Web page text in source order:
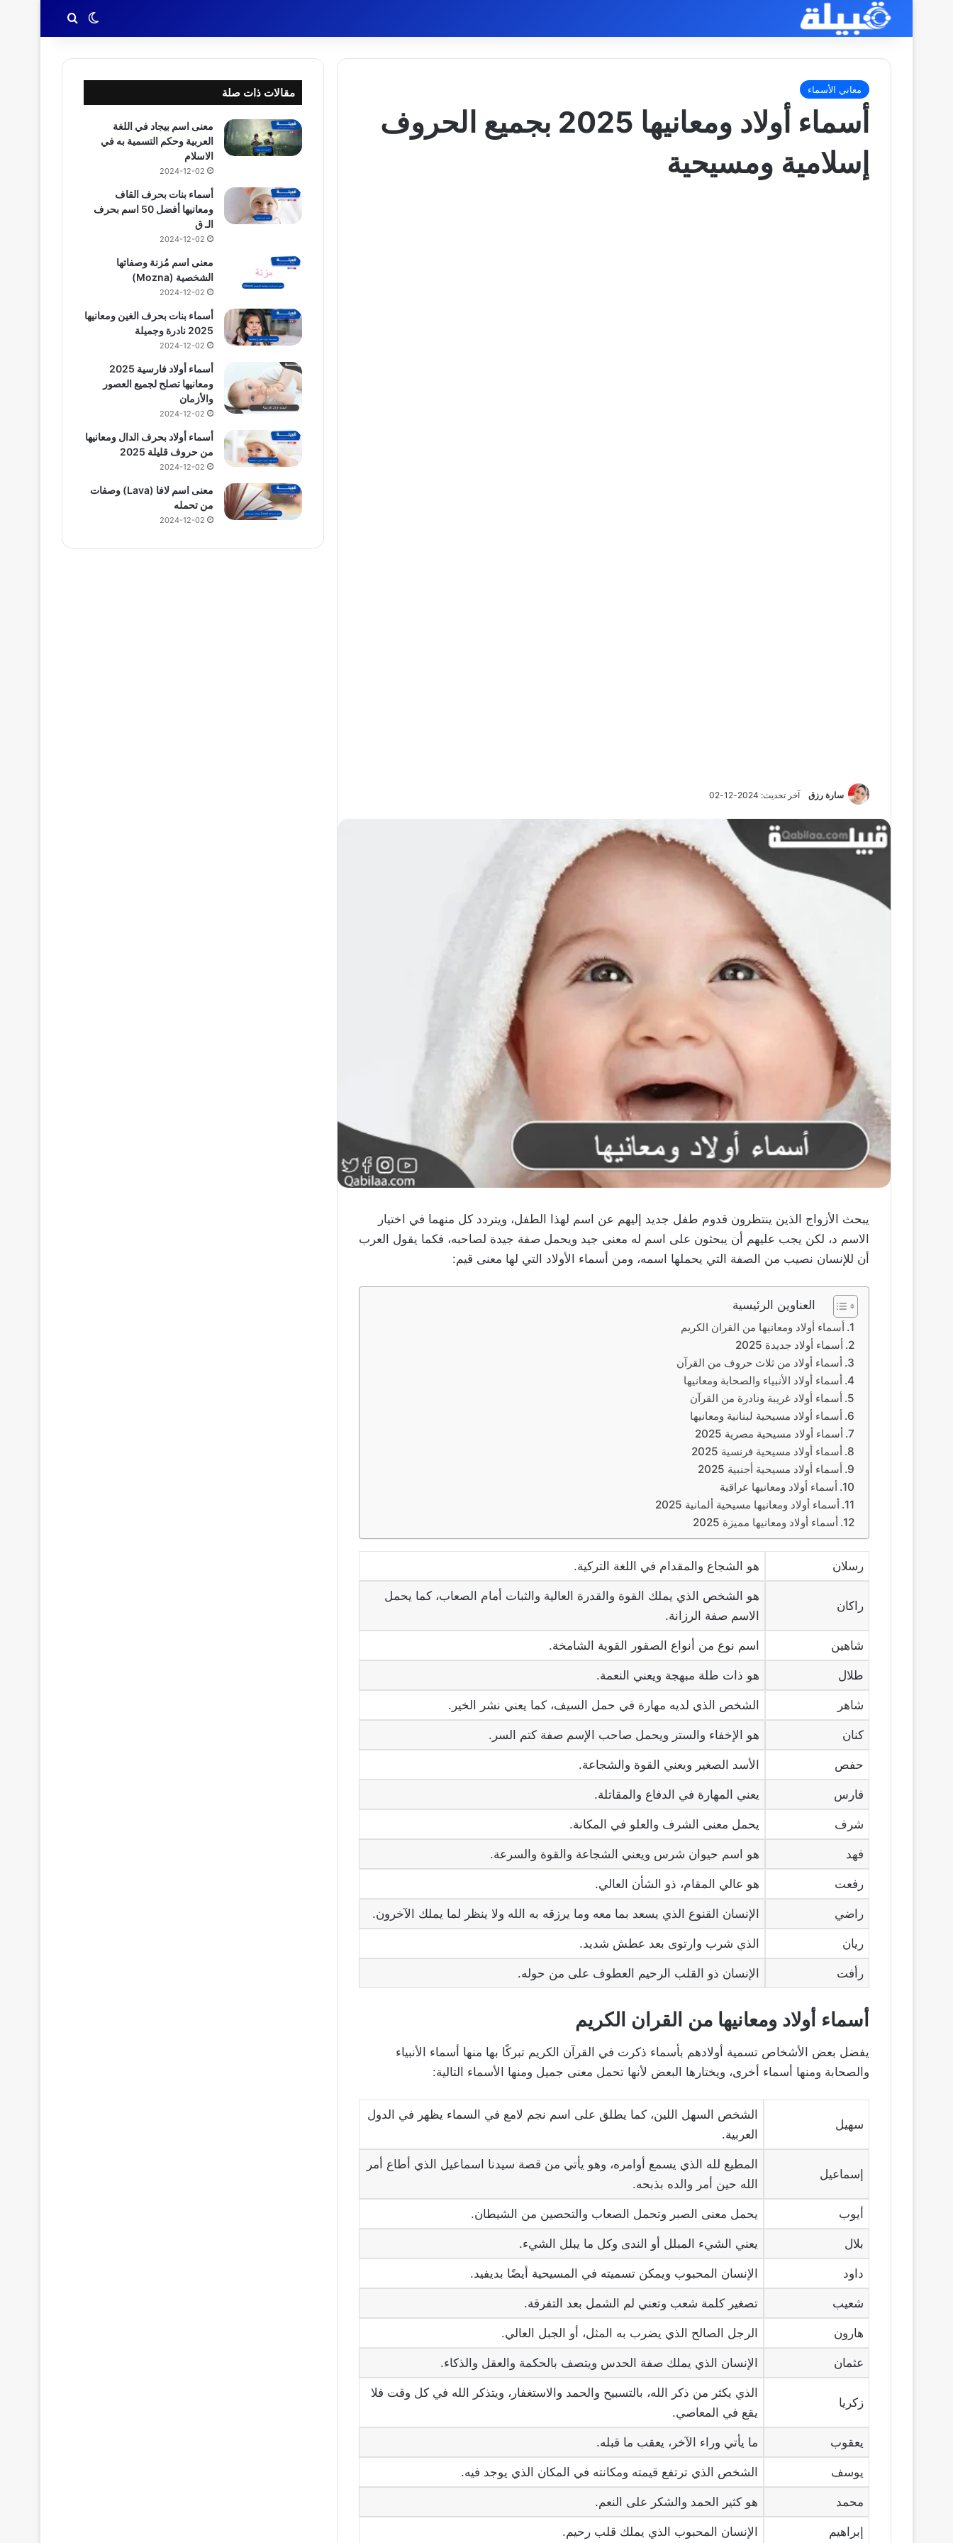
الوضع المظلم
بحث عن
معاني الأسماء
أسماء أولاد ومعانيها 2025 بجميع الحروف
إسلامية ومسيحية
سارة رزق آخر تحديث: 2024-12-02
يبحث الأزواج الذين ينتظرون قدوم طفل جديد إليهم عن اسم لهذا الطفل، ويتردد كل منهما في اختيار
الاسم د، لكن يجب عليهم أن يبحثون على اسم له معنى جيد ويحمل صفة جيدة لصاحبه، فكما يقول العرب
أن للإنسان نصيب من الصفة التي يحملها اسمه، ومن أسماء الأولاد التي لها معنى قيم:
العناوين الرئيسية
أسماء أولاد ومعانيها من القران الكريم
أسماء أولاد جديدة 2025
أسماء أولاد من ثلاث حروف من القرآن
أسماء أولاد الأنبياء والصحابة ومعانيها
أسماء أولاد غريبة ونادرة من القرآن
أسماء أولاد مسيحية لبنانية ومعانيها
أسماء أولاد مسيحية مصرية 2025
أسماء أولاد مسيحية فرنسية 2025
أسماء أولاد مسيحية أجنبية 2025
أسماء أولاد ومعانيها عراقية
أسماء أولاد ومعانيها مسيحية ألمانية 2025
أسماء أولاد ومعانيها مميزة 2025
رسلان هو الشجاع والمقدام في اللغة التركية.
راكان
هو الشخص الذي يملك القوة والقدرة العالية والثبات أمام الصعاب، كما يحمل
الاسم صفة الرزانة.
شاهين اسم نوع من أنواع الصقور القوية الشامخة.
طلال هو ذات طلة مبهجة ويعني النعمة.
شاهر الشخص الذي لديه مهارة في حمل السيف، كما يعني نشر الخير.
كنان هو الإخفاء والستر ويحمل صاحب الإسم صفة كتم السر.
حفص الأسد الصغير ويعني القوة والشجاعة.
فارس يعني المهارة في الدفاع والمقاتلة.
شرف يحمل معنى الشرف والعلو في المكانة.
فهد هو اسم حيوان شرس ويعني الشجاعة والقوة والسرعة.
رفعت هو عالي المقام، ذو الشأن العالي.
راضي الإنسان القنوع الذي يسعد بما معه وما يرزقه به الله ولا ينظر لما يملك الآخرون.
ريان الذي شرب وارتوى بعد عطش شديد.
رأفت الإنسان ذو القلب الرحيم العطوف على من حوله.
أسماء أولاد ومعانيها من القران الكريم
يفضل بعض الأشخاص تسمية أولادهم بأسماء ذكرت في القرآن الكريم تبركًا بها منها أسماء الأنبياء
والصحابة ومنها أسماء أخرى، ويختارها البعض لأنها تحمل معنى جميل ومنها الأسماء التالية:
سهيل
الشخص السهل اللين، كما يطلق على اسم نجم لامع في السماء يظهر في الدول
العربية.
إسماعيل
المطيع لله الذي يسمع أوامره، وهو يأتي من قصة سيدنا اسماعيل الذي أطاع أمر
الله حين أمر والده بذبحه.
أيوب يحمل معنى الصبر وتحمل الصعاب والتحصين من الشيطان.
بلال يعني الشيء المبلل أو الندى وكل ما يبلل الشيء.
داود الإنسان المحبوب ويمكن تسميته في المسيحية أيضًا بديفيد.
شعيب تصغير كلمة شعب وتعني لم الشمل بعد التفرقة.
هارون الرجل الصالح الذي يضرب به المثل، أو الجبل العالي.
عثمان الإنسان الذي يملك صفة الحدس ويتصف بالحكمة والعقل والذكاء.
زكريا
الذي يكثر من ذكر الله، بالتسبيح والحمد والاستغفار، ويتذكر الله في كل وقت فلا
يقع في المعاصي.
يعقوب ما يأتي وراء الآخر، يعقب ما قبله.
يوسف الشخص الذي ترتفع قيمته ومكانته في المكان الذي يوجد فيه.
محمد هو كثير الحمد والشكر على النعم.
إبراهيم الإنسان المحبوب الذي يملك قلب رحيم.
مقالات ذات صلة
معنى اسم بيجاد في اللغة
العربية وحكم التسمية به في
الاسلام
2024-12-02
أسماء بنات بحرف القاف
ومعانيها أفضل 50 اسم بحرف
الـ ق
2024-12-02
معنى اسم مُزنة وصفاتها
الشخصية (Mozna)
2024-12-02
أسماء بنات بحرف الغين ومعانيها
2025 نادرة وجميلة
2024-12-02
أسماء أولاد فارسية 2025
ومعانيها تصلح لجميع العصور
والأزمان
2024-12-02
أسماء أولاد بحرف الدال ومعانيها
من حروف قليلة 2025
2024-12-02
معنى اسم لافا (Lava) وصفات
من تحمله
2024-12-02